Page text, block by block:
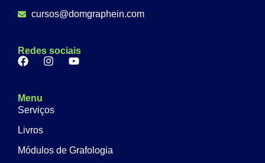
cursos@domgraphein.com
Redes sociais
Menu
Serviços
Livros
Módulos de Grafologia